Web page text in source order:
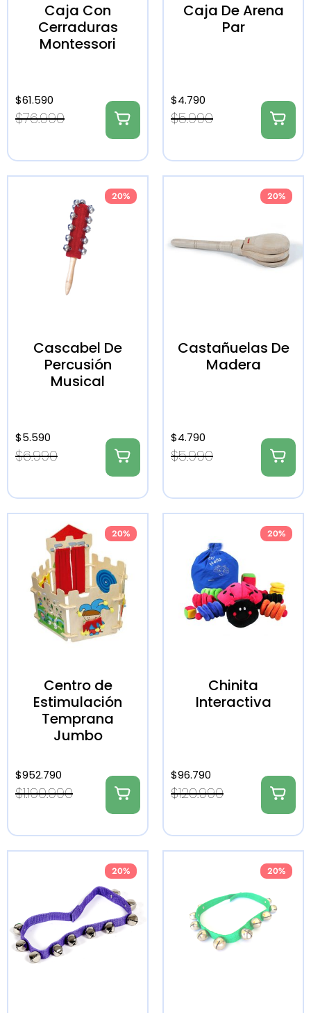
Caja Con
Cerraduras
Montessori
$76.990
$61.590
Caja De Arena
Par
$5.990
$4.790
20%
Cascabel De
Percusión
Musical
$6.990
$5.590
20%
Castañuelas De
Madera
$5.990
$4.790
20%
Centro de
Estimulación
Temprana
Jumbo
$1.190.990
$952.790
20%
Chinita
Interactiva
$120.990
$96.790
20% 20%